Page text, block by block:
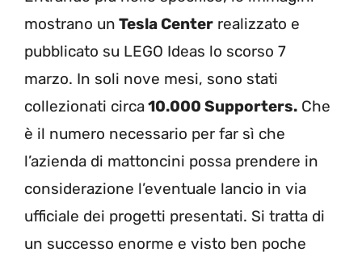
mostrano un Tesla Center realizzato e
pubblicato su LEGO Ideas lo scorso 7
marzo. In soli nove mesi, sono stati
collezionati circa10.000 Supporters. Che
è il numero necessario per far sì che
l’azienda di mattoncini possa prendere in
considerazione l’eventuale lancio in via
ufficiale dei progetti presentati. Si tratta di
un successo enorme e visto ben poche